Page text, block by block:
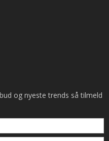
og nyeste trends så tilmeld